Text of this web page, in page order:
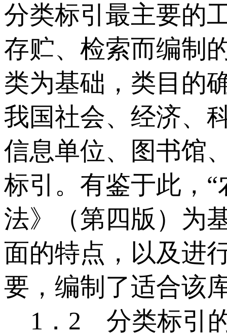
分类标引最主要的
存贮、检索而编制
类为基础，类目的
我国社会、经济、
信息单位、图书馆
标引。有鉴于此，
法》（第四版）为
面的特点，以及进
要，编制了适合该
1．2 分类标引